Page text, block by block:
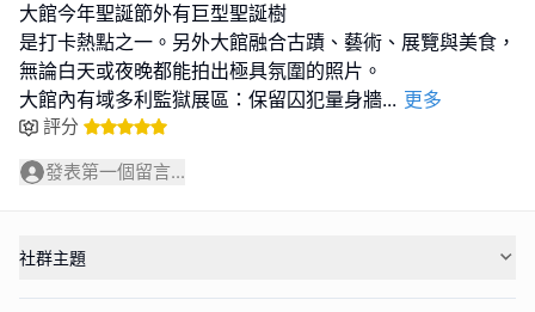
大館今年聖誕節外有巨型聖誕樹
是打卡熱點之一。另外大館融合古蹟、藝術、展覽與美食，
無論白天或夜晚都能拍出極具氛圍的照片。
大館內有域多利監獄展區：保留囚犯量身牆... 更多
評分
發表第一個留言...
社群主題